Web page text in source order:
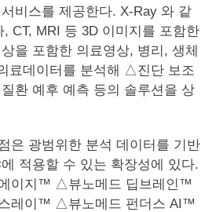
비스를 제공한다. X-Ray 와 같
CT, MRI 등 3D 이미지를 포함한
을 포함한 의료영상, 병리, 생체
료데이터를 분석해 △진단 보조
환 예후 예측 등의 솔루션을 상
은 광범위한 분석 데이터를 기반
적용할 수 있는 확장성에 있다.
이지™ △뷰노메드 딥브레인™
레이™ △뷰노메드 펀더스 AI™